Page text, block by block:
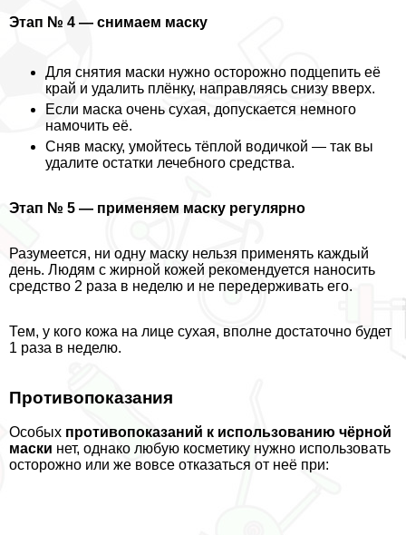
Этап № 4 — снимаем маску
Для снятия маски нужно осторожно подцепить её
край и удалить плёнку, направляясь снизу вверх.
Если маска очень сухая, допускается немного
намочить её.
Сняв маску, умойтесь тёплой водичкой — так вы
удалите остатки лечебного средства.
Этап № 5 — применяем маску регулярно
Разумеется, ни одну маску нельзя применять каждый
день. Людям с жирной кожей рекомендуется наносить
средство 2 раза в неделю и не передерживать его.
Тем, у кого кожа на лице сухая, вполне достаточно будет
1 раза в неделю.
Противопоказания
Особых противопоказаний к использованию чёрной
маски нет, однако любую косметику нужно использовать
осторожно или же вовсе отказаться от неё при: